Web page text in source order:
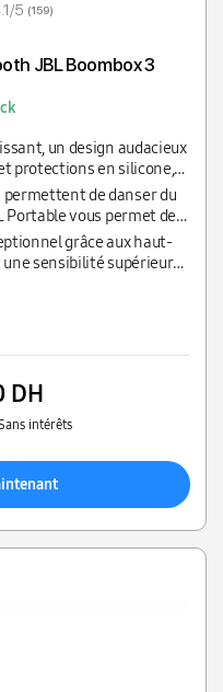
5 (159)
JBL Boombox 3
un design audacieux
protections en silicone,
permettent de danser du
Portable vous permet de
enceintes pour une
grâce aux haut-
sensibilité supérieure
DH
intérêts